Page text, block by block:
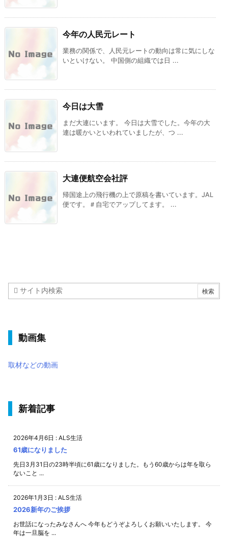
今年の人民元レート
業務の関係で、人民元レートの動向は常に気にしな
いといけない。 中国側の組織では日 ...
今日は大雪
まだ大連にいます。 今日は大雪でした。今年の大
連は暖かいといわれていましたが、つ ...
大連便航空会社評
帰国途上の飛行機の上で原稿を書いています。JAL
便です。＃自宅でアップしてます。 ...
動画集
取材などの動画
新着記事
2026年4月6日 : ALS生活
61歳になりました
先日3月31日の23時半頃に61歳になりました。もう60歳からは年を取ら
ないこと ...
2026年1月3日 : ALS生活
2026新年のご挨拶
お世話になったみなさんへ 今年もどうぞよろしくお願いいたします。 今
年は一旦脳を ...